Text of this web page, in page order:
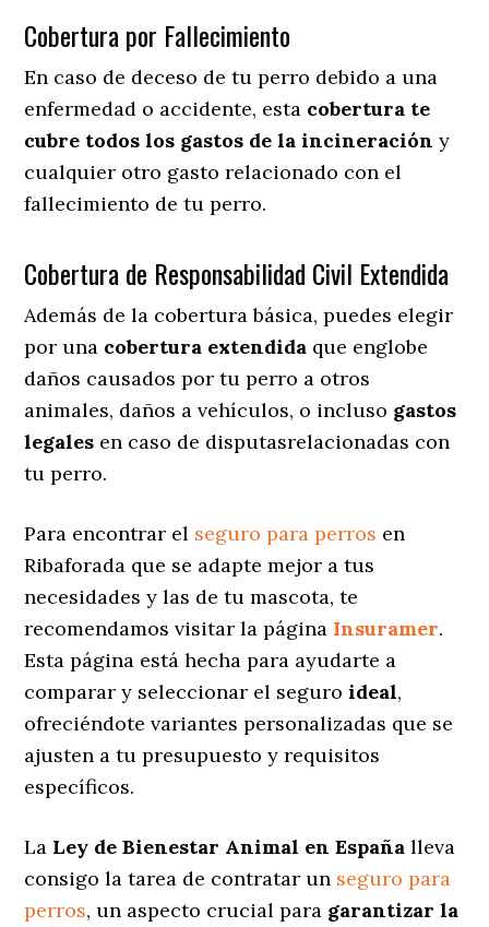
Cobertura por Fallecimiento
En caso de deceso de tu perro debido a una
enfermedad o accidente, esta cobertura te
cubre todos los gastos de la incineración y
cualquier otro gasto relacionado con el
fallecimiento de tu perro.
Cobertura de Responsabilidad Civil Extendida
Además de la cobertura básica, puedes elegir
por una cobertura extendida que englobe
daños causados por tu perro a otros
animales, daños a vehículos, o incluso gastos
legales en caso de disputasrelacionadas con
tu perro.
Para encontrar el seguro para perros en
Ribaforada que se adapte mejor a tus
necesidades y las de tu mascota, te
recomendamos visitar la página Insuramer.
Esta página está hecha para ayudarte a
comparar y seleccionar el seguroideal,
ofreciéndote variantes personalizadas que se
ajusten a tu presupuesto y requisitos
específicos.
La Ley de Bienestar Animal en España lleva
consigo la tarea de contratar un seguro para
perros, un aspecto crucial para garantizar la